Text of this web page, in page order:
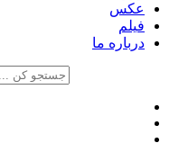
عکس
فیلم
درباره ما